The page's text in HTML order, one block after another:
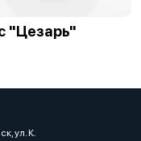
"Цезарь"
ул. К.